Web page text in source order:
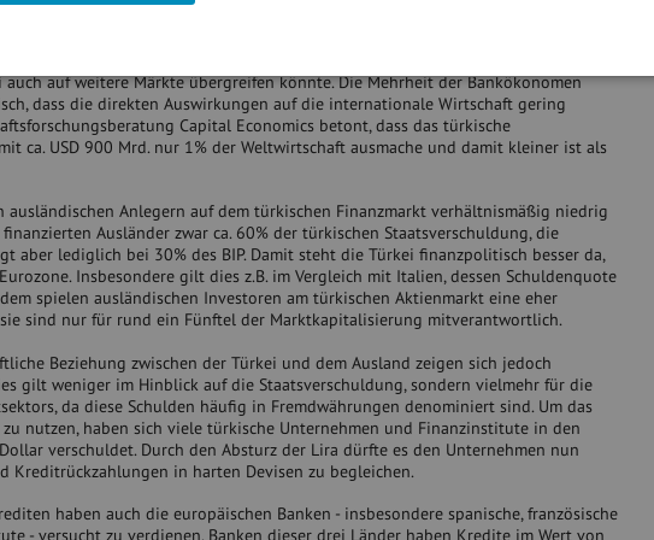
auf weitere Märkte übergreifen könnte. Die Mehrheit der Bankökonomen
dass die direkten Auswirkungen auf die internationale Wirtschaft gering
Capital Economics betont, dass das türkische
ca. USD 900 Mrd. nur 1% der Weltwirtschaft ausmache und damit kleiner ist als
ausländischen Anlegern auf dem türkischen Finanzmarkt verhältnismäßig niedrig
Ausländer zwar ca. 60% der türkischen Staatsverschuldung, die
aber lediglich bei 30% des BIP. Damit steht die Türkei finanzpolitisch besser da,
Insbesondere gilt dies z.B. im Vergleich mit Italien, dessen Schuldenquote
spielen ausländischen Investoren am türkischen Aktienmarkt eine eher
sind nur für rund ein Fünftel der Marktkapitalisierung mitverantwortlich.
Beziehung zwischen der Türkei und dem Ausland zeigen sich jedoch
gilt weniger im Hinblick auf die Staatsverschuldung, sondern vielmehr für die
da diese Schulden häufig in Fremdwährungen denominiert sind. Um das
nutzen, haben sich viele türkische Unternehmen und Finanzinstitute in den
verschuldet. Durch den Absturz der Lira dürfte es den Unternehmen nun
Kreditrückzahlungen in harten Devisen zu begleichen.
haben auch die europäischen Banken - insbesondere spanische, französische
- versucht zu verdienen. Banken dieser drei Länder haben Kredite im Wert von